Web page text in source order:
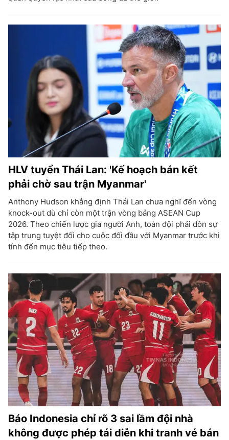
HLV tuyển Thái Lan: 'Kế hoạch bán kết
phải chờ sau trận Myanmar'
Anthony Hudson khẳng định Thái Lan chưa nghĩ đến vòng
knock-out dù chỉ còn một trận vòng bảng ASEAN Cup
2026. Theo chiến lược gia người Anh, toàn đội phải dồn sự
tập trung tuyệt đối cho cuộc đối đầu với Myanmar trước khi
tính đến mục tiêu tiếp theo.
Báo Indonesia chỉ rõ 3 sai lầm đội nhà
không được phép tái diễn khi tranh vé bán